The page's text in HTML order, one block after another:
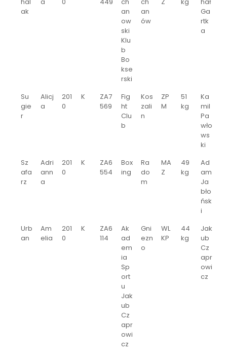
ak
an
ow
ski
Klu
b
Bo
kse
rski
an
ów
Ga
rtk
a
Su
gie
r
Alicj
a
201
0
K
ZA7
569
Fig
ht
Clu
b
Kos
zali
n
ZP
M
51
kg
Ka
mil
Pa
wło
ws
ki
Sz
afa
rz
Adri
ann
a
201
0
K
ZA6
554
Box
ing
Ra
do
m
MA
Z
49
kg
Ad
am
Ja
bło
ńsk
i
Urb
an
Am
elia
201
0
K
ZA6
114
Ak
ad
em
ia
Sp
ort
u
Jak
ub
Cz
apr
owi
cz
Gni
ezn
o
WL
KP
44
kg
Jak
ub
Cz
apr
owi
cz